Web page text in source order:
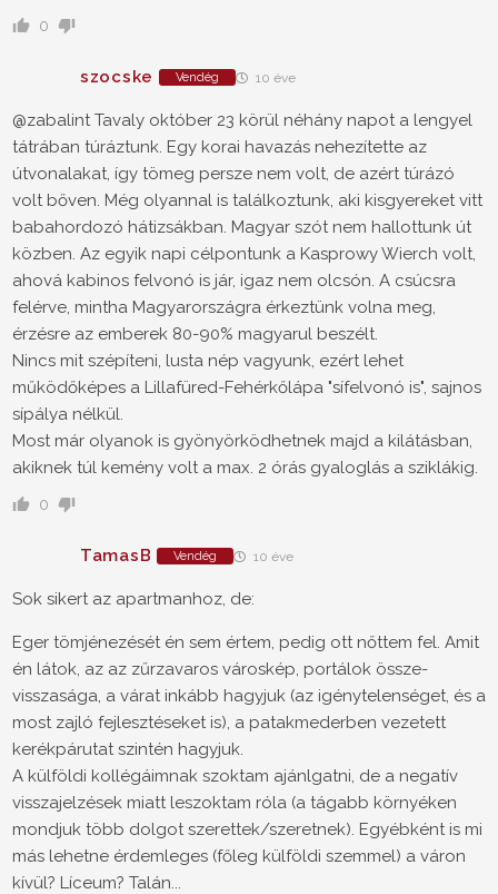
0
szocske Vendég 10 éve
@zabalint Tavaly október 23 körül néhány napot a lengyel
tátrában túráztunk. Egy korai havazás nehezítette az
útvonalakat, így tömeg persze nem volt, de azért túrázó
volt bőven. Még olyannal is találkoztunk, aki kisgyereket vitt
babahordozó hátizsákban. Magyar szót nem hallottunk út
közben. Az egyik napi célpontunk a Kasprowy Wierch volt,
ahová kabinos felvonó is jár, igaz nem olcsón. A csúcsra
felérve, mintha Magyarországra érkeztünk volna meg,
érzésre az emberek 80-90% magyarul beszélt.
Nincs mit szépíteni, lusta nép vagyunk, ezért lehet
működőképes a Lillafüred-Fehérkőlápa "sífelvonó is", sajnos
sípálya nélkül.
Most már olyanok is gyönyörködhetnek majd a kilátásban,
akiknek túl kemény volt a max. 2 órás gyaloglás a sziklákig.
0
TamasB Vendég 10 éve
Sok sikert az apartmanhoz, de:
Eger tömjénezését én sem értem, pedig ott nőttem fel. Amit
én látok, az az zűrzavaros városkép, portálok össze-
visszasága, a várat inkább hagyjuk (az igénytelenséget, és a
most zajló fejlesztéseket is), a patakmederben vezetett
kerékpárutat szintén hagyjuk.
A külföldi kollégáimnak szoktam ajánlgatni, de a negatív
visszajelzések miatt leszoktam róla (a tágabb környéken
mondjuk több dolgot szerettek/szeretnek). Egyébként is mi
más lehetne érdemleges (főleg külföldi szemmel) a váron
kívül? Líceum? Talán...